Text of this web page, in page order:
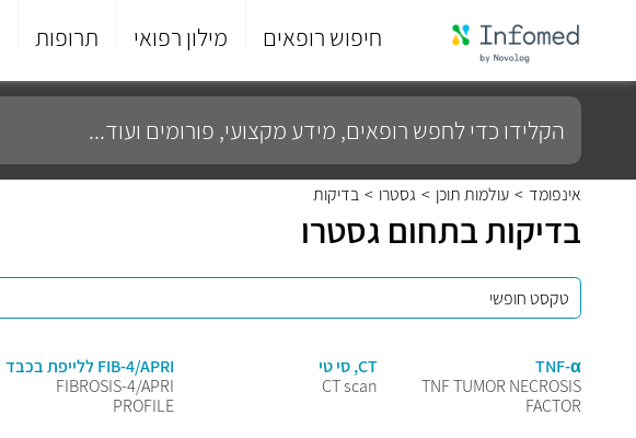
חיפוש רופאים מילון רפואי תרופות
סוף
התפריט
הקלידו
כדי
לחפש
רופאים,
מידע
מקצועי,
פורומים
ועוד...
אינפומד > עולמות תוכן > גסטרו > בדיקות
בדיקות בתחום גסטרו
TNF-α
TNF TUMOR NECROSIS
FACTOR
CT, סי טי
CT scan
FIB-4/APRI ללייפת בכבד
FIBROSIS-4/APRI
PROFILE